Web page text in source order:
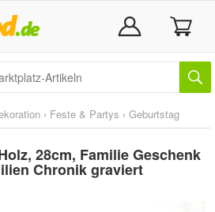
› Feste & Partys › Geburtstag
28cm, Familie Geschenk
Chronik graviert